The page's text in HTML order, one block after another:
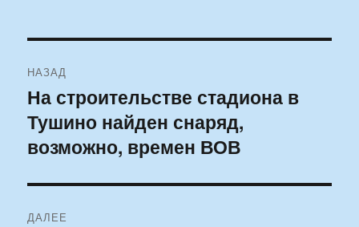
по
записям
НАЗАД
Предыдущая
запись:
На строительстве стадиона в
Тушино найден снаряд,
возможно, времен ВОВ
ДАЛЕЕ